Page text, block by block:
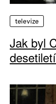
televize
Jak byl